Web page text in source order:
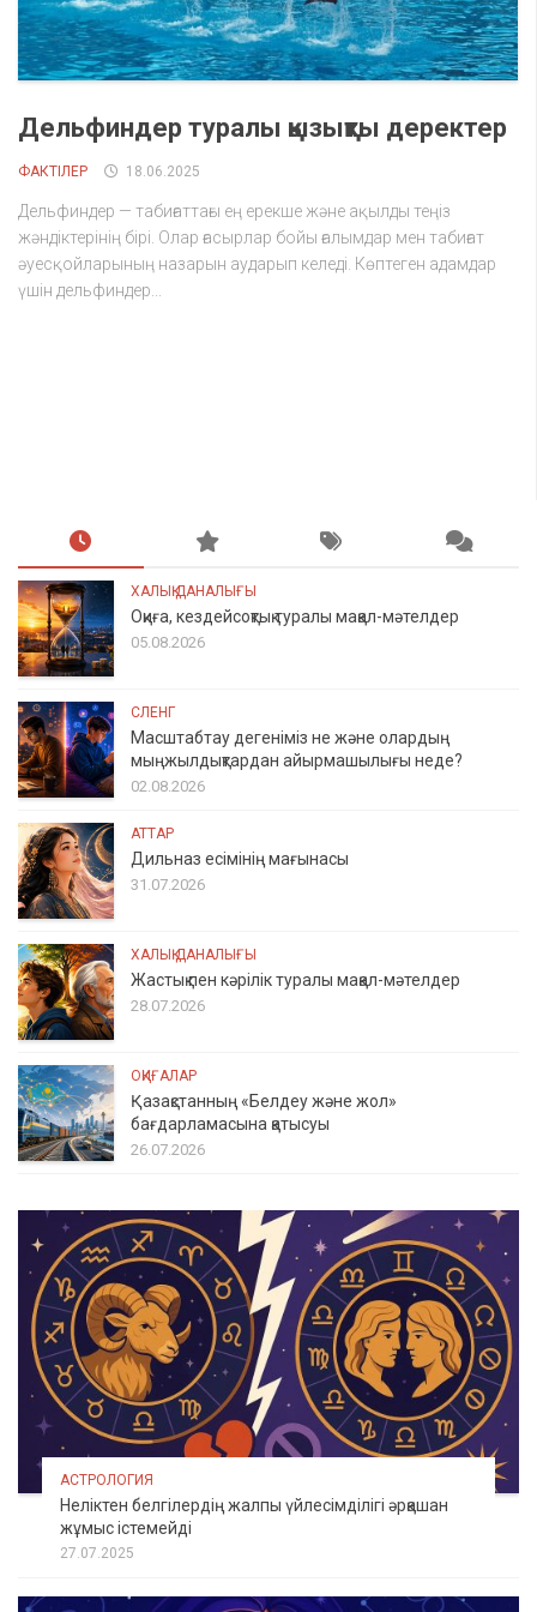
Дельфиндер туралы қызықты деректер
ФАКТІЛЕР 18.06.2025
Дельфиндер — табиғаттағы ең ерекше және ақылды теңіз
жәндіктерінің бірі. Олар ғасырлар бойы ғалымдар мен табиғат
әуесқойларының назарын аударып келеді. Көптеген адамдар
үшін дельфиндер...
ХАЛЫҚ ДАНАЛЫҒЫ
Оқиға, кездейсоқтық туралы мақал-мәтелдер
05.08.2026
СЛЕНГ
Масштабтау дегеніміз не және олардың
мыңжылдықтардан айырмашылығы неде?
02.08.2026
АТТАР
Дильназ есімінің мағынасы
31.07.2026
ХАЛЫҚ ДАНАЛЫҒЫ
Жастық пен кәрілік туралы мақал-мәтелдер
28.07.2026
ОҚИҒАЛАР
Қазақстанның «Белдеу және жол»
бағдарламасына қатысуы
26.07.2026
АСТРОЛОГИЯ
Неліктен белгілердің жалпы үйлесімділігі әрқашан
жұмыс істемейді
27.07.2025